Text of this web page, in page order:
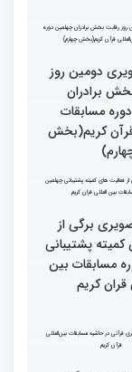
انس با قرآن
در فرهنگسرای
شد
چراغ راه
است
در روابط